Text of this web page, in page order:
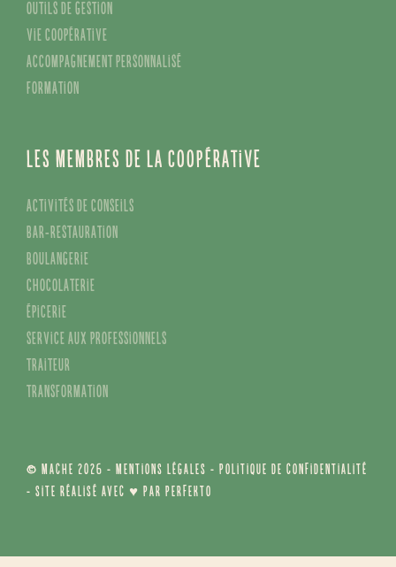
Outils de gestion
Vie coopérative
Accompagnement personnalisé
Formation
Les membres de la coopérative
Activités de conseils
Bar-restauration
Boulangerie
Chocolaterie
Épicerie
Service aux professionnels
Traiteur
Transformation
© MACHE 2026 - Mentions légales - Politique de confidentialité
- Site réalisé avec ♥ par Perfekto